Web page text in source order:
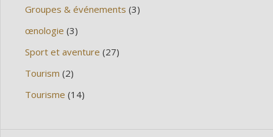
Groupes & événements (3)
œnologie (3)
Sport et aventure (27)
Tourism (2)
Tourisme (14)